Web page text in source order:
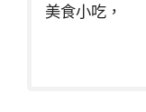
美食小吃，